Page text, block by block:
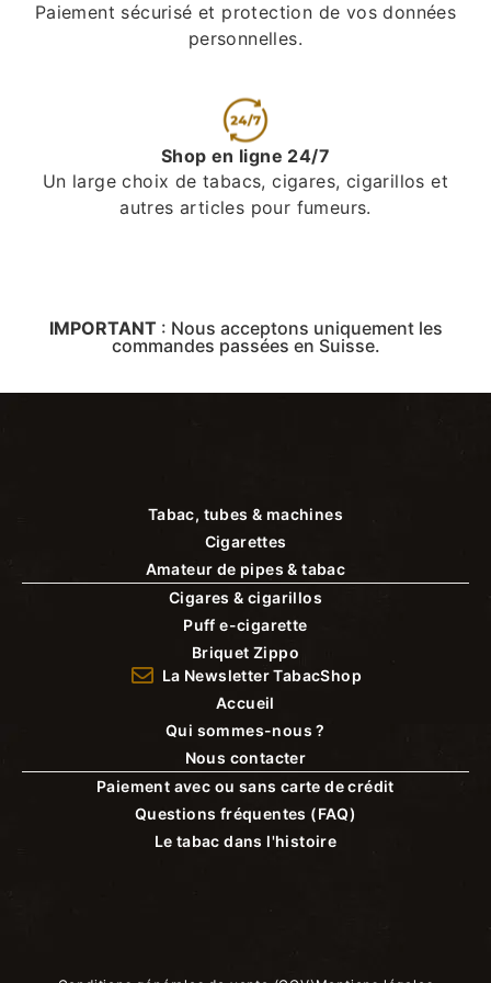
Paiement sécurisé et protection de vos données
personnelles.
Shop en ligne 24/7
Un large choix de tabacs, cigares, cigarillos et
autres articles pour fumeurs.
IMPORTANT : Nous acceptons uniquement les
commandes passées en Suisse.
Tabac, tubes & machines
Cigarettes
Amateur de pipes & tabac
Cigares & cigarillos
Puff e-cigarette
Briquet Zippo
La Newsletter TabacShop
Accueil
Qui sommes-nous ?
Nous contacter
Paiement avec ou sans carte de crédit
Questions fréquentes (FAQ)
Le tabac dans l'histoire